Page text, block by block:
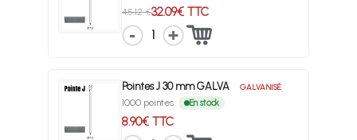
45.12 €32.09€ TTC
1
Pointes J 30 mm GALVA GALVANISÉ
1000 pointes En stock
8.90€ TTC